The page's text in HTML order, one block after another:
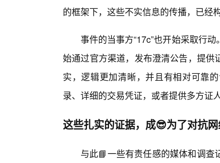
的框架下，这些不实信息的传播，已经
事件的当事方“17c”也开始采取行
始通过官方渠道，发布澄清公告，提
实，逻辑更加清晰，并且有相对可靠
录、详细的交易凭证，或者提供多方证
这些扎实的证据，成😎为了对抗
与此📘一些有责任感的媒体和调